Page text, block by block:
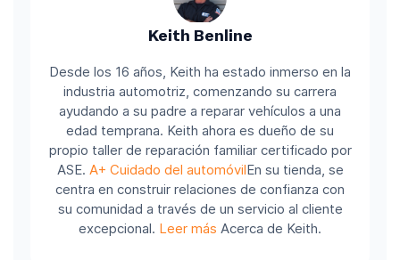
Keith Benline
Desde los 16 años, Keith ha estado inmerso en la
industria automotriz, comenzando su carrera
ayudando a su padre a reparar vehículos a una
edad temprana. Keith ahora es dueño de su
propio taller de reparación familiar certificado por
ASE. A+ Cuidado del automóvilEn su tienda, se
centra en construir relaciones de confianza con
su comunidad a través de un servicio al cliente
excepcional. Leer más Acerca de Keith.